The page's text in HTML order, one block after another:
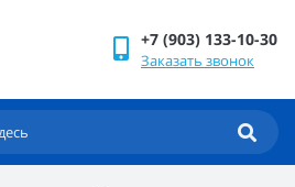
+7 (903) 133-10-30
Заказать звонок